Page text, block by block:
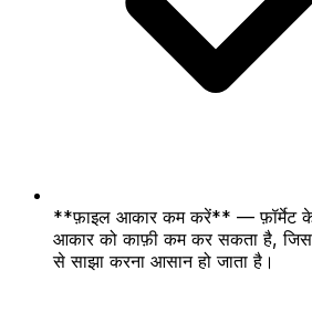
**फ़ाइल आकार कम करें** — फ़ॉर्मेट के
आकार को काफ़ी कम कर सकता है,
से साझा करना आसान हो जाता है।